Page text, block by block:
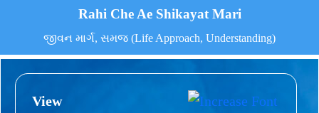
Rahi Che Ae Shikayat Mari
જીવન માર્ગ, સમજ (Life Approach, Understanding)
View